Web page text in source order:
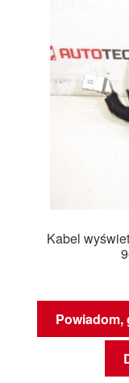
Kabel